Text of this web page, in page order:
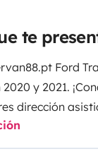
te
Ford
y 2021.
dirección
para
que no puedes